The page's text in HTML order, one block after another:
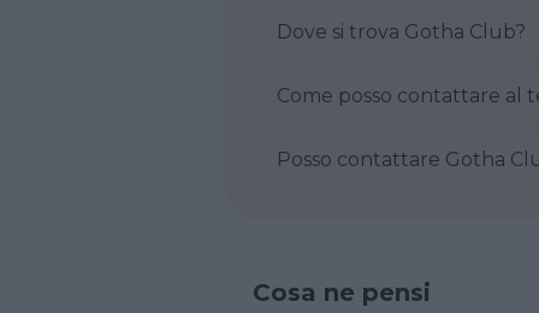
Dove si trova Gotha Club?
Posso
Cosa ne pensi